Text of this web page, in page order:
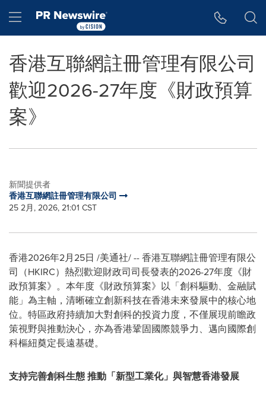
Hamburger menu
香港互聯網註冊管理有限公司
歡迎2026-27年度《財政預算
案》
新聞提供者
香港互聯網註冊管理有限公司
25 2月, 2026, 21:01 CST
香港2026年2月25日 /美通社/ -- 香港互聯網註冊管理有限公
司（HKIRC）熱烈歡迎財政司司長發表的2026-27年度《財
政預算案》。本年度《財政預算案》以「創科驅動、金融賦
能」為主軸，清晰確立創新科技在香港未來發展中的核心地
位。特區政府持續加大對創科的投資力度，不僅展現前瞻政
策視野與推動決心，亦為香港鞏固國際競爭力、邁向國際創
科樞紐奠定長遠基礎。
支持完善創科生態 推動「新型工業化」與智慧香港發展